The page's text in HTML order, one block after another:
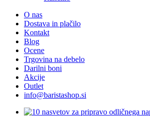
O nas
Dostava in plačilo
Kontakt
Blog
Ocene
Trgovina na debelo
Darilni boni
Akcije
Outlet
info@baristashop.si